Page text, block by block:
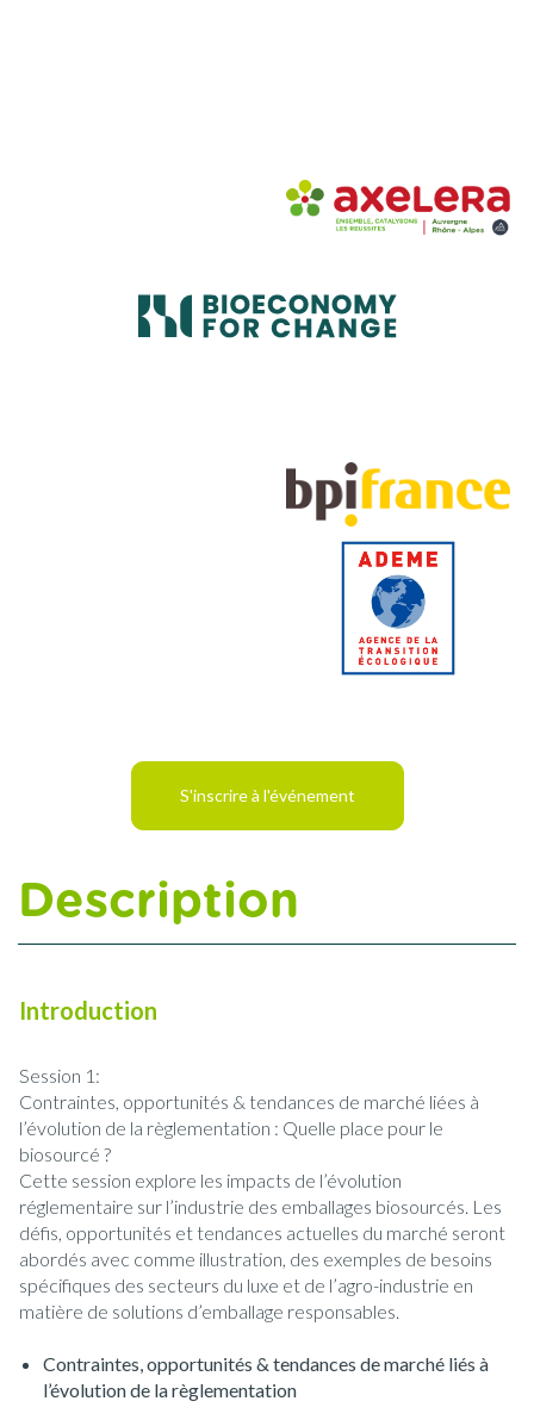
S'inscrire à l'événement
Description
Introduction
Session 1:
Contraintes, opportunités & tendances de marché liées à
l’évolution de la règlementation : Quelle place pour le
biosourcé ?
Cette session explore les impacts de l’évolution
réglementaire sur l’industrie des emballages biosourcés. Les
défis, opportunités et tendances actuelles du marché seront
abordés avec comme illustration, des exemples de besoins
spécifiques des secteurs du luxe et de l’agro-industrie en
matière de solutions d’emballage responsables.
Contraintes, opportunités & tendances de marché liés à
l’évolution de la règlementation